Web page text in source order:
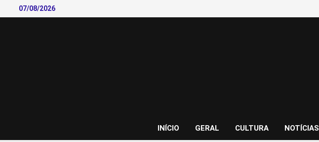
to
07/08/2026
INÍCIO GERAL CULTURA NOTÍCIAS